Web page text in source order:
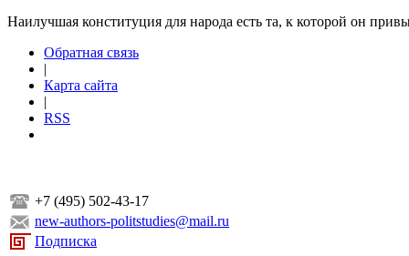
Наилучшая конституция для народа есть та, к которой он
Обратная связь
|
Карта сайта
|
RSS
+7 (495) 502-43-17
new-authors-politstudies@mail.ru
Подписка